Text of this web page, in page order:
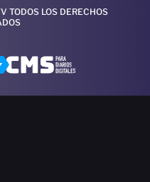
TODOS LOS DERECHOS